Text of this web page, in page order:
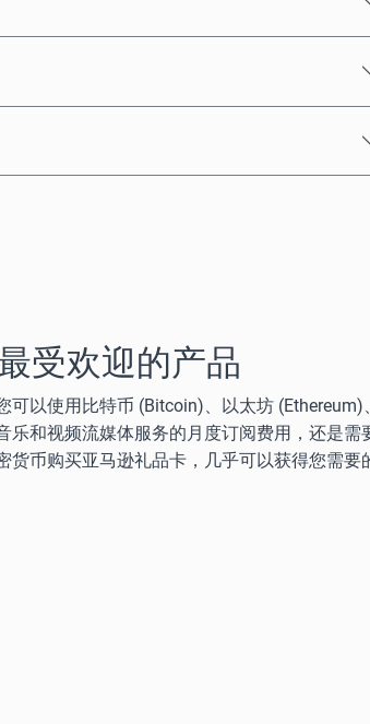
受欢迎的产品
可以使用比特币 (Bitcoin)、以太坊
乐和视频流媒体服务的月度订阅费用，还是
货币购买亚马逊礼品卡，几乎可以获得您需要